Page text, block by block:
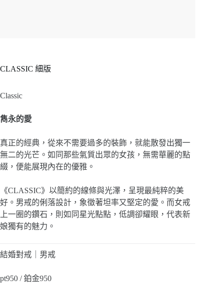
CLASSIC 細版
Classic
雋永的愛
真正的經典，從來不需要過多的裝飾，就能散發出獨一
無二的光芒。如同那些氣質出眾的女孩，無需華麗的點
綴，便能展現內在的優雅。
《CLASSIC》以簡約的線條與光澤，呈現最純粹的美
好。男戒的俐落設計，象徵著坦率又堅定的愛。而女戒
上一圈的鑽石，則如同星光點點，低調卻耀眼，代表新
娘獨有的魅力。
結婚對戒｜男戒
pt950 / 鉑金950